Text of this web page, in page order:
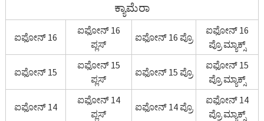
ಕ್ಯಾಮೆರಾ
ಐಫೋನ್ 16
ಐಫೋನ್ 16
ಪ್ಲಸ್
ಐಫೋನ್ 16 ಪ್ರೊ
ಐಫೋನ್ 16
ಪ್ರೊ ಮ್ಯಾಕ್ಸ್
ಐಫೋನ್ 15
ಐಫೋನ್ 15
ಪ್ಲಸ್
ಐಫೋನ್ 15 ಪ್ರೊ
ಐಫೋನ್ 15
ಪ್ರೊ ಮ್ಯಾಕ್ಸ್
ಐಫೋನ್ 14
ಐಫೋನ್ 14
ಪ್ಲಸ್
ಐಫೋನ್ 14 ಪ್ರೊ
ಐಫೋನ್ 14
ಪ್ರೊ ಮ್ಯಾಕ್ಸ್